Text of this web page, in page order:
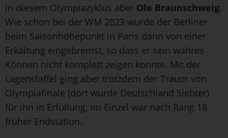
in diesem Olympiazyklus aber Ole Braunschweig.
Wie schon bei der WM 2023 wurde der Berliner
beim Saisonhöhepunkt in Paris dann von einer
Erkältung eingebremst, so dass er sein wahres
Können nicht komplett zeigen konnte. Mit der
Lagenstaffel ging aber trotzdem der Traum von
Olympiafinale (dort wurde Deutschland Siebter)
für ihn in Erfüllung, im Einzel war nach Rang 18
früher Endstation.